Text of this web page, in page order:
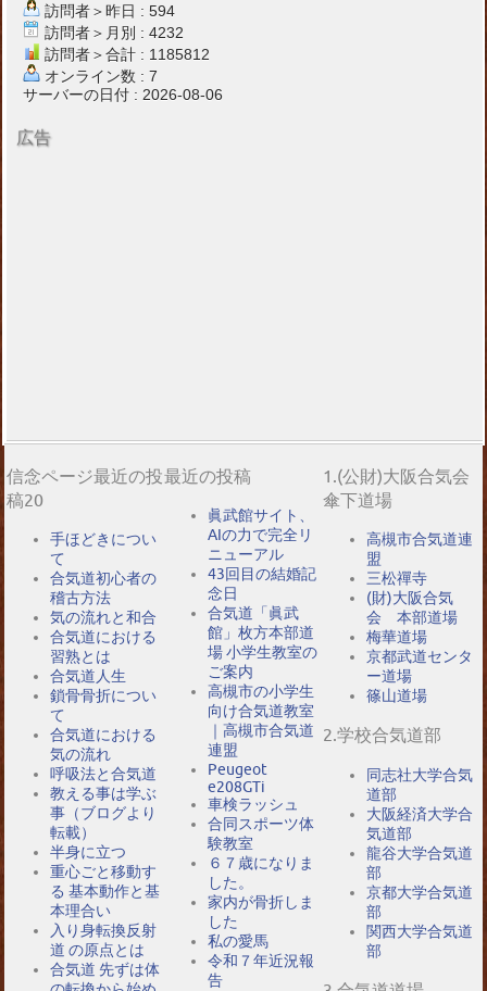
訪問者＞昨日 : 594
訪問者＞月別 : 4232
訪問者＞合計 : 1185812
オンライン数 : 7
サーバーの日付 : 2026-08-06
広告
信念ページ最近の投
稿20
手ほどきについ
て
合気道初心者の
稽古方法
気の流れと和合
合気道における
習熟とは
合気道人生
鎖骨骨折につい
て
合気道における
気の流れ
呼吸法と合気道
教える事は学ぶ
事（ブログより
転載）
半身に立つ
重心ごと移動す
る 基本動作と基
本理合い
入り身転換反射
道 の原点とは
合気道 先ずは体
最近の投稿
眞武館サイト、
AIの力で完全リ
ニューアル
43回目の結婚記
念日
合気道「眞武
館」枚方本部道
場 小学生教室の
ご案内
高槻市の小学生
向け合気道教室
｜高槻市合気道
連盟
Peugeot
e208GTi
車検ラッシュ
合同スポーツ体
験教室
６７歳になりま
した。
家内が骨折しま
した
私の愛馬
令和７年近況報
告
1.(公財)大阪合気会
傘下道場
高槻市合気道連
盟
三松禪寺
(財)大阪合気
会 本部道場
梅華道場
京都武道センタ
ー道場
篠山道場
2.学校合気道部
同志社大学合気
道部
大阪経済大学合
気道部
龍谷大学合気道
部
京都大学合気道
部
関西大学合気道
部